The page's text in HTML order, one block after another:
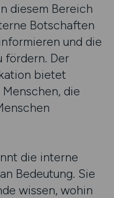
diesem Bereich
Botschaften
und die
fördern. Der
bietet
die
die interne
Bedeutung. Sie
wissen, wohin